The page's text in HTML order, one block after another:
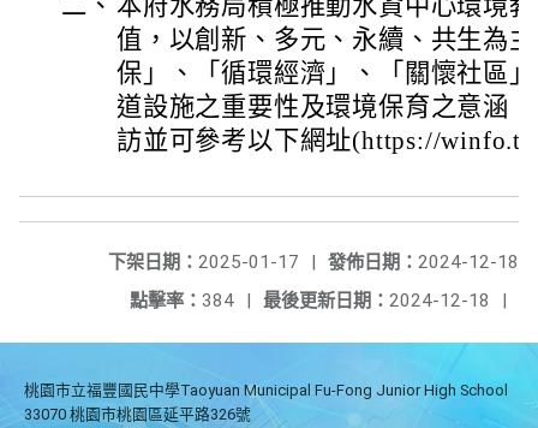
二、 本府水務局積極推動水資中心環境
值，以創新、多元、永續、共生為
保」、「循環經濟」、「關懷社區
道設施之重要性及環境保育之意涵
訪並可參考以下網址(https://
發佈日期： 2024-12-18
下架日期： 2025-01-17
|
最後更新日期： 2024-12-18 |
點擊率： 384 |
桃園市立福豐國民中學Taoyuan Municipal Fu-Fong Junior High School
33070 桃園市桃園區延平路326號